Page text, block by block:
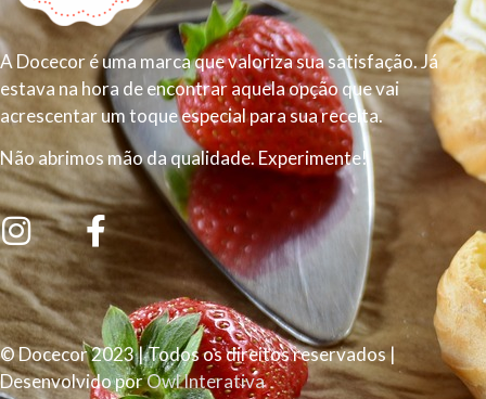
A Docecor é uma marca que valoriza sua satisfação. Já
estava na hora de encontrar aquela opção que vai
acrescentar um toque especial para sua receita.
Não abrimos mão da qualidade. Experimente!
© Docecor 2023 | Todos os direitos reservados |
Desenvolvido porOwl Interativa